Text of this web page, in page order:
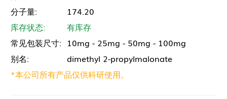
分子量:
174.20
库存状态:
有库存
常见包装尺寸: 10mg - 25mg - 50mg - 100mg
别名:
dimethyl 2-propylmalonate
*本公司所有产品仅供科研使用。